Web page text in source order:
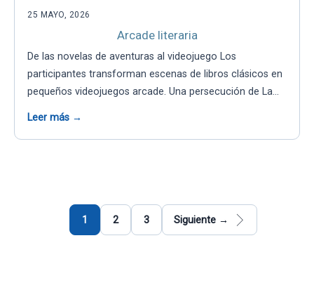
25 MAYO, 2026
Arcade literaria
De las novelas de aventuras al videojuego Los
participantes transforman escenas de libros clásicos en
pequeños videojuegos arcade. Una persecución de La…
Leer más →
de
entradas
1 2 3 Siguiente →